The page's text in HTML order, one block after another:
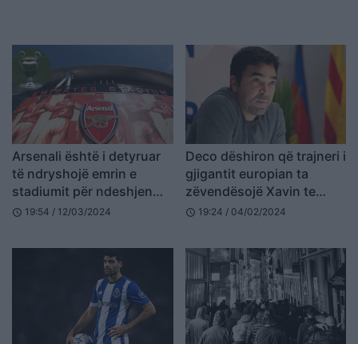
Arsenali është i detyruar
të ndryshojë emrin e
stadiumit për ndeshjen
me Porton
schedule 19:54 / 12/03/2024
Deco dëshiron që trajneri i
gjigantit europian ta
zëvendësojë Xavin te
Barcelona
schedule 19:24 / 04/02/2024